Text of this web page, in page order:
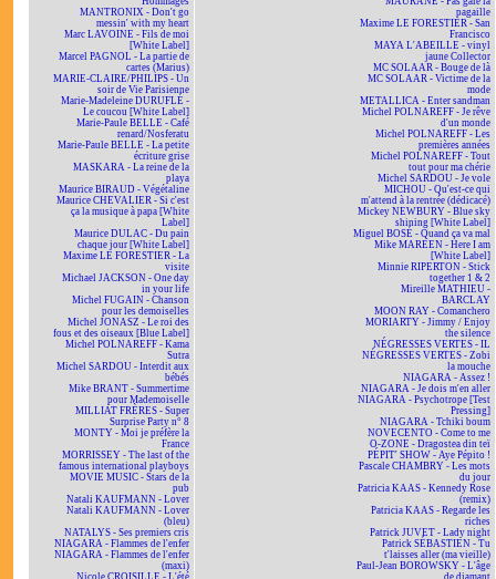
MANTRONIX - Don't go
messin' with my heart
Marc LAVOINE - Fils de moi
[White Label]
Marcel PAGNOL - La partie de
cartes (Marius)
MARIE-CLAIRE/PHILIPS - Un
soir de Vie Parisienne
Marie-Madeleine DURUFLÉ -
Le coucou [White Label]
Marie-Paule BELLE - Café
renard/Nosferatu
Marie-Paule BELLE - La petite
écriture grise
MASKARA - La reine de la
playa
Maurice BIRAUD - Végétaline
Maurice CHEVALIER - Si c'est
ça la musique à papa [White
Label]
Maurice DULAC - Du pain
chaque jour [White Label]
Maxime LE FORESTIER - La
visite
Michael JACKSON - One day
in your life
Michel FUGAIN - Chanson
pour les demoiselles
Michel JONASZ - Le roi des
fous et des oiseaux [Blue Label]
Michel POLNAREFF - Kama
Sutra
Michel SARDOU - Interdit aux
bébés
Mike BRANT - Summertime
pour Mademoiselle
MILLIAT FRÈRES - Super
Surprise Party n° 8
MONTY - Moi je préfère la
France
MORRISSEY - The last of the
famous international playboys
MOVIE MUSIC - Stars de la
pub
Natali KAUFMANN - Lover
Natali KAUFMANN - Lover
(bleu)
NATALYS - Ses premiers cris
NIAGARA - Flammes de l'enfer
NIAGARA - Flammes de l'enfer
(maxi)
Nicole CROISILLE - L'été
pagaille
Maxime LE FORESTIER - San
Francisco
MAYA L'ABEILLE - vinyl
jaune Collector
MC SOLAAR - Bouge de là
MC SOLAAR - Victime de la
mode
METALLICA - Enter sandman
Michel POLNAREFF - Je rêve
d'un monde
Michel POLNAREFF - Les
premières années
Michel POLNAREFF - Tout
tout pour ma chérie
Michel SARDOU - Je vole
MICHOU - Qu'est-ce qui
m'attend à la rentrée (dédicacé)
Mickey NEWBURY - Blue sky
shining [White Label]
Miguel BOSÉ - Quand ça va mal
Mike MAREEN - Here I am
[White Label]
Minnie RIPERTON - Stick
together 1 & 2
Mireille MATHIEU -
BARCLAY
MOON RAY - Comanchero
MORIARTY - Jimmy / Enjoy
the silence
NÉGRESSES VERTES - IL
NÉGRESSES VERTES - Zobi
la mouche
NIAGARA - Assez !
NIAGARA - Je dois m'en aller
NIAGARA - Psychotrope [Test
Pressing]
NIAGARA - Tchiki boum
NOVECENTO - Come to me
O-ZONE - Dragostea din teï
PÉPIT' SHOW - Aye Pépito !
Pascale CHAMBRY - Les mots
du jour
Patricia KAAS - Kennedy Rose
(remix)
Patricia KAAS - Regarde les
riches
Patrick JUVET - Lady night
Patrick SÉBASTIEN - Tu
t'laisses aller (ma vieille)
Paul-Jean BOROWSKY - L'âge
de diamant